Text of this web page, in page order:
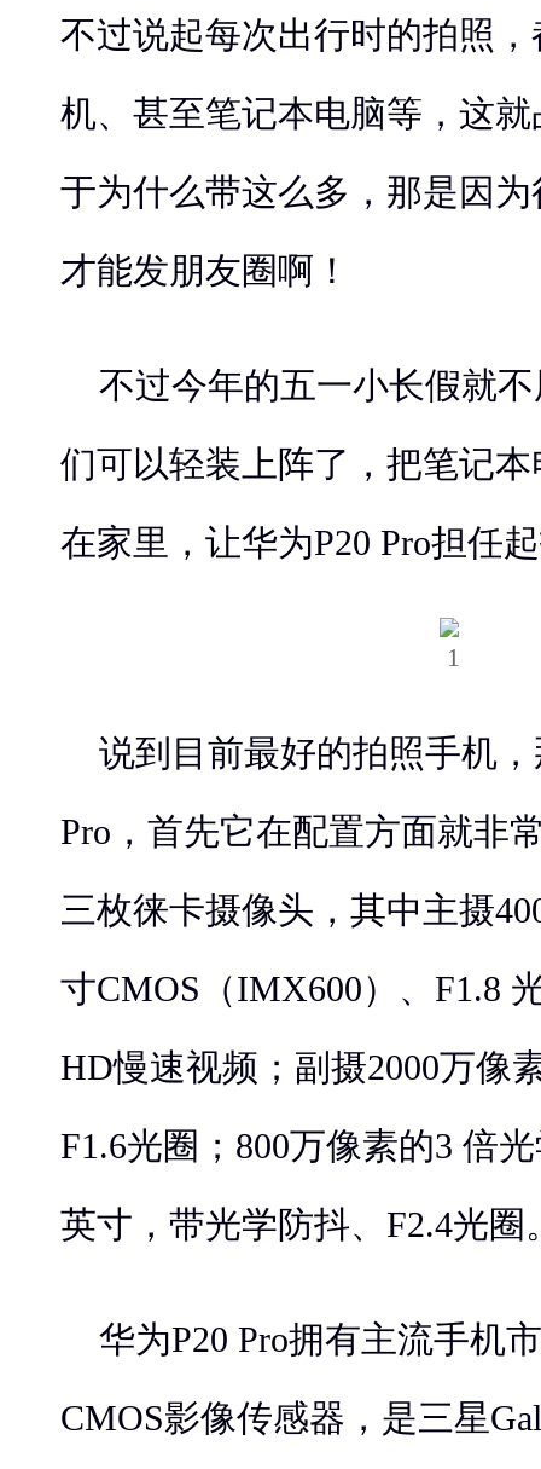
不过说起每次出行时的拍照
机、甚至笔记本电脑等，这
于为什么带这么多，那是因
才能发朋友圈啊！
不过今年的五一小长假就
们可以轻装上阵了，把笔记
在家里，让华为P20 Pro担任
说到目前最好的拍照手机
Pro，首先它在配置方面就非
三枚徕卡摄像头，其中主摄
寸CMOS（IMX600）、F1.8
HD慢速视频；副摄2000万像
F1.6光圈；800万像素的3 倍
英寸，带光学防抖、F2.4光圈
华为P20 Pro拥有主流手机
CMOS影像传感器，是三星